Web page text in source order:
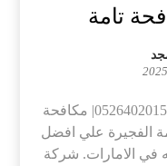
شركة مكافحة الرمة في الفجيرة |0526402015| مكافحة
الفجيرة علي افضل
في الامارات. شركة